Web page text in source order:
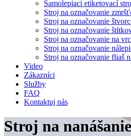
Samolepiaci etiketovací
Stroj na označovanie
Stroj na označovanie
Stroj na označovanie
Stroj na označovanie na
Stroj na označovanie
Stroj na označovanie fliaš
Video
Zákazníci
Služby
FAQ
Kontaktuj nás
Stroj na